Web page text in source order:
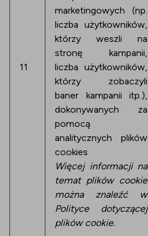
11
marketingowych (np.
liczba użytkowników,
którzy weszli na
stronę kampanii,
liczba użytkowników,
którzy zobaczyli
baner kampanii itp.),
dokonywanych za
pomocą
analitycznych plików
cookies
Więcej informacji na
temat plików cookie
można znaleźć w
Polityce dotyczącej
plików cookie.